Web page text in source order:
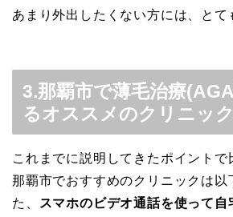
あまり外出したくない方には、とて
3.那覇市で薄毛治療
るオススメのクリニッ
これまでに説明してきたポイントで
那覇市でおすすめのクリニックは以
た、
スマホのビデオ通話を使って